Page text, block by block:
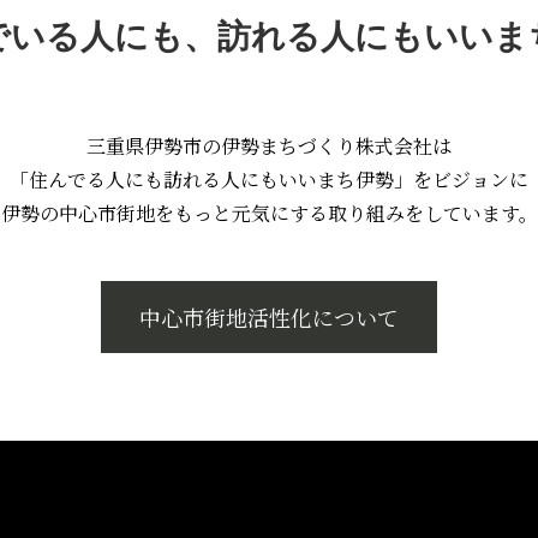
いる人にも、訪れる人にもいいま
三重県伊勢市の伊勢まちづくり株式会社は
「住んでる人にも訪れる人にもいいまち伊勢」をビジョンに
伊勢の中心市街地をもっと元気にする取り組みをしています。
中心市街地活性化について